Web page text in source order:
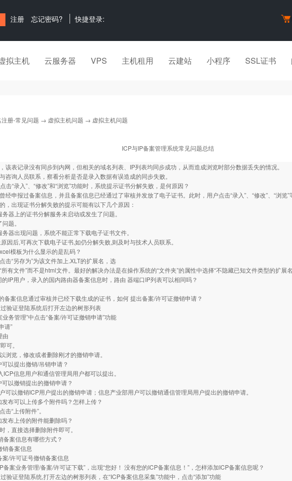
注册 忘记密码? 快捷登录:
拟主机 云服务器 VPS 主机租用 云建站 小程序 SSL证书
册-常见问题 → 虚拟主机问题 → 虚拟主机问题
ICP与IP备案管理系统常见问题总结
该表记录没有同步到内网，但相关的域名列表、IP列表均同步成功，从而造成浏览时部分数据丢失的情况。
咨询人员联系，察看分析是否是录入数据有误造成的同步失败。
击“录入”、“修改”和“浏览”功能时，系统提示证书分解失败，是何原因？
经申报过备案信息，并且备案信息已经通过了审核并发放了电子证书。此时，用户点击“录入”、“修改”、“浏览
，出现证书分解失败的提示可能有以下几个原因：
器上的证书分解服务未启动或发生了问题。
题。
器出现问题，系统不能正常下载电子证书文件。
因后,可再次下载电子证书,如仍分解失败,则及时与技术人员联系。
模板为什么显示的是乱码？
击“另存为”为该文件加上.XLT的扩展名，选
有文件”而不是html文件。最好的解决办法是在操作系统的“文件夹”的属性中选择“不隐藏已知文件类型的扩展名
IP用户，录入的国内路由器备案信息时，路由 器端口IP列表可以相同吗？
备案信息通过审核并已经下载生成的证书，如何 提出备案/许可证撤销申请？
验证登陆系统后打开左边的树形列表
业务管理”中点击“备案/许可证撤销申请”功能
请”
由
可。
浏览，修改或者删除刚才的撤销申请。
以提出撤销/吊销申请？
ICP信息用户和通信管理局用户都可以提出。
以撤销提出的撤销申请？
可以撤销ICP用户提出的撤销申请；信息产业部用户可以撤销通信管理局用户提出的撤销申请。
布可以上传多个附件吗？怎样上传？
“上传附件”。
布上传的附件能删除吗？
，直接选择删除附件即可。
备案信息有哪些方式？
销备案信息
案/许可证号撤销备案信息
备案业务管理/备案/许可证下载”，出现“您好！ 没有您的ICP备案信息！”，怎样添加ICP备案信息呢？
验证登陆系统,打开左边的树形列表，在“ICP备案信息采集”功能中，点击“添加”功能